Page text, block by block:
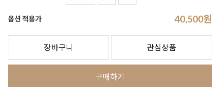
옵션 적용가 40,500원
장바구니 관심상품
구매하기